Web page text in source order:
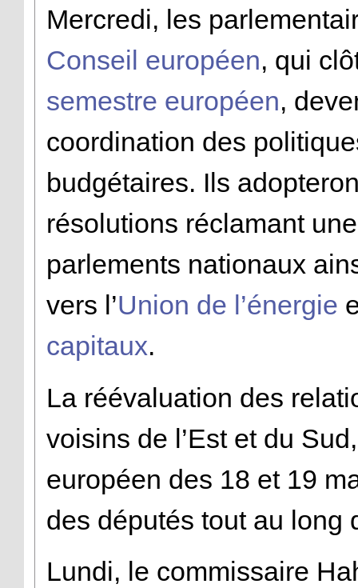
Mercredi, les
Conseil européen, qui
semestre européen,
coordination des
budgétaires. Ils
résolutions réclamant
parlements nationaux
vers l’Union de l’énergie
capitaux.
La réévaluation des
voisins de l’Est et du
européen des 18 et 19
des députés tout au long
Lundi, le commissaire